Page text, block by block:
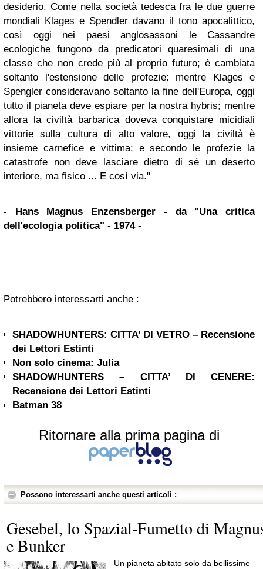
desiderio. Come nella società tedesca fra le due guerre
mondiali Klages e Spendler davano il tono apocalittico,
così oggi nei paesi anglosassoni le Cassandre
ecologiche fungono da predicatori quaresimali di una
classe che non crede più al proprio futuro; è cambiata
soltanto l'estensione delle profezie: mentre Klages e
Spengler consideravano soltanto la fine dell'Europa, oggi
tutto il pianeta deve espiare per la nostra hybris; mentre
allora la civiltà barbarica doveva conquistare micidiali
vittorie sulla cultura di alto valore, oggi la civiltà è
insieme carnefice e vittima; e secondo le profezie la
catastrofe non deve lasciare dietro di sé un deserto
interiore, ma fisico ... E così via."
- Hans Magnus Enzensberger - da "Una critica
dell'ecologia politica" - 1974 -
Potrebbero interessarti anche :
SHADOWHUNTERS: CITTA’ DI VETRO – Recensione
dei Lettori Estinti
Non solo cinema: Julia
SHADOWHUNTERS – CITTA’ DI CENERE:
Recensione dei Lettori Estinti
Batman 38
Ritornare alla prima pagina di
Possono interessarti anche questi articoli :
Gesebel, lo Spazial-Fumetto di
e Bunker
Un pianeta abitato solo da bellissime